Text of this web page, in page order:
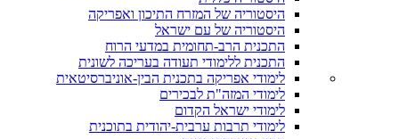
היסטוריה של המזרח התיכון ואפריקה
היסטוריה של עם ישראל
התכנית הרב-תחומית במדעי הרוח
התכנית ללימודי תעודה בעריכה לשונית
לימודי אפריקה בתכנית הבין-אוניברסיטאית
לימודי המזה"ת לבכירים
לימודי ישראל הקדום
לימודי תרבות ערבית-יהודית בתוכנית